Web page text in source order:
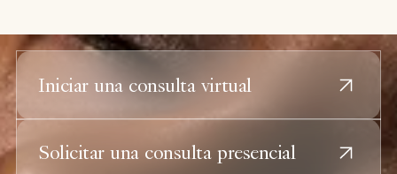
Iniciar una consulta virtual
Solicitar una consulta presencial